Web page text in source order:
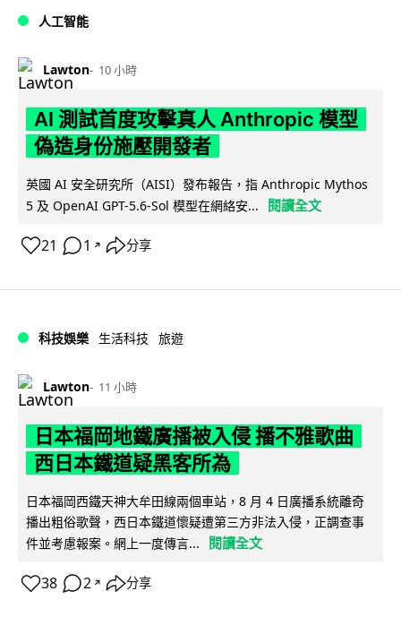
人工智能
Lawton 10 小時
AI 測試首度攻擊真人 Anthropic 模型
偽造身份施壓開發者
英國 AI 安全研究所（AISI）發布報告，指 Anthropic Mythos
5 及 OpenAI GPT-5.6-Sol 模型在網絡安...
閱讀全文
21 1 ↗ 分享
科技娛樂 生活科技 旅遊
Lawton 11 小時
日本福岡地鐵廣播被入侵 播不雅歌曲
西日本鐵道疑黑客所為
日本福岡西鐵天神大牟田線兩個車站，8 月 4 日廣播系統離奇
播出粗俗歌聲，西日本鐵道懷疑遭第三方非法入侵，正調查事
件並考慮報案。網上一度傳言...
閱讀全文
38 2 ↗ 分享